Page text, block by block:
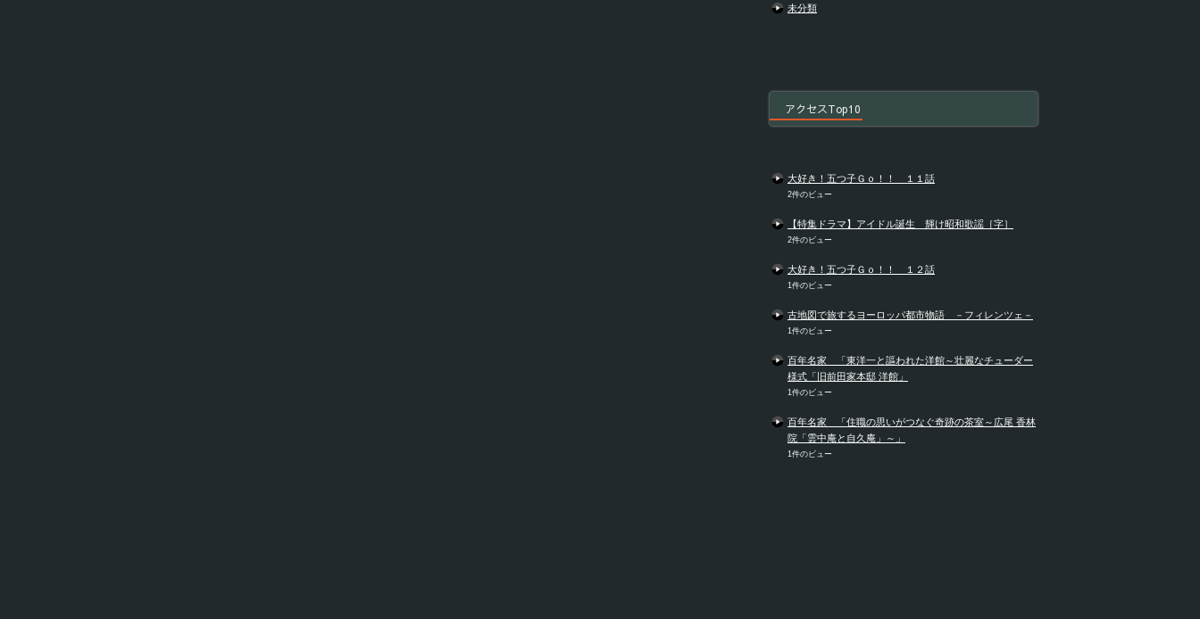
未分類
アクセスTop10
大好き！五つ子Ｇｏ！！ １１話
2件のビュー
【特集ドラマ】アイドル誕生 輝け昭和歌謡［字］
2件のビュー
大好き！五つ子Ｇｏ！！ １２話
1件のビュー
古地図で旅するヨーロッパ都市物語 －フィレンツェ－
1件のビュー
百年名家 「東洋一と謳われた洋館～壮麗なチューダー
様式「旧前田家本邸 洋館」
1件のビュー
百年名家 「住職の思いがつなぐ奇跡の茶室～広尾 香林
院「雲中庵と自久庵」～」
1件のビュー